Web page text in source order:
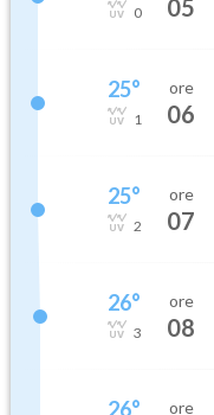
0 05
25°
1
ore
06
25°
2
ore
07
26°
3
ore
08
26° ore